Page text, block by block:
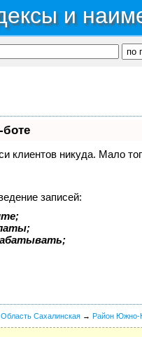
и
боте
клиентов никуда. Мало
записей:
Область Сахалинская → Район Южно-